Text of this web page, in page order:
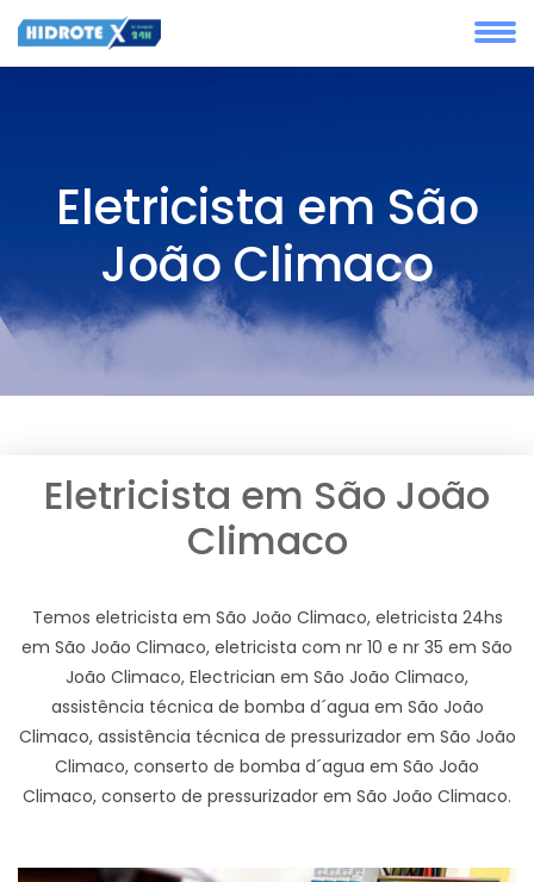
Eletricista em São
João Climaco
Eletricista em São João
Climaco
Temos eletricista em São João Climaco, eletricista 24hs
em São João Climaco, eletricista com nr 10 e nr 35 em São
João Climaco, Electrician em São João Climaco,
assistência técnica de bomba d´agua em São João
Climaco, assistência técnica de pressurizador em São João
Climaco, conserto de bomba d´agua em São João
Climaco, conserto de pressurizador em São João Climaco.